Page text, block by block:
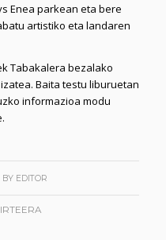
Enea parkean eta bere
artistiko eta landaren
Tabakalera bezalako
Baita testu liburuetan
informazioa modu
BY EDITOR
IRTEERA